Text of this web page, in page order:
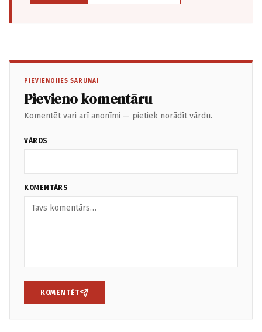
PIEVIENOJIES SARUNAI
Pievieno komentāru
Komentēt vari arī anonīmi — pietiek norādīt vārdu.
VĀRDS
KOMENTĀRS
KOMENTĒT